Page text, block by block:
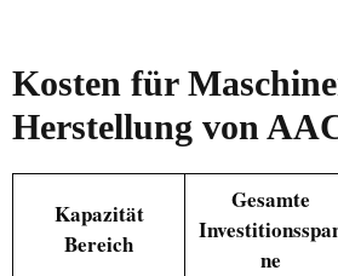
Kosten für
Herstellung von
Kapazität
Bereich
Gesamte
ne